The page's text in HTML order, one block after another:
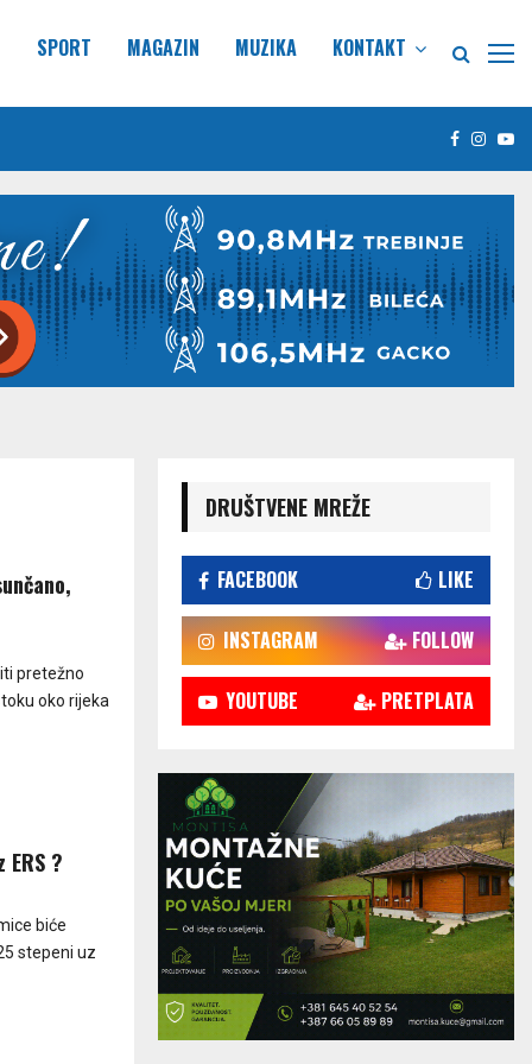
SPORT MAGAZIN MUZIKA KONTAKT
Facebook
pretežno
oko rijeka
?
biće
stepeni uz
DRUŠTVENE MREŽE
FACEBOOK LIKE
INSTAGRAM FOLLOW
YOUTUBE PRETPLATA